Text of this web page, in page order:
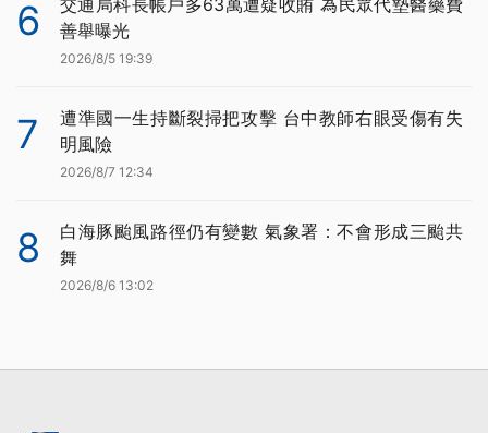
6
善舉曝光
2026/8/5 19:39
7
遭準國一生持斷裂掃把攻擊 台中教師右眼受傷有失
明風險
2026/8/7 12:34
8
白海豚颱風路徑仍有變數 氣象署：不會形成三颱共
舞
2026/8/6 13:02